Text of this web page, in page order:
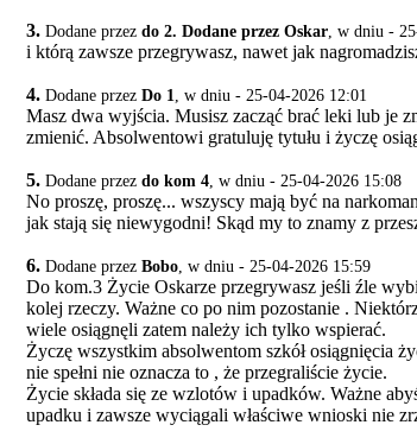
3. Dodane przez do 2. Dodane przez Oskar, w dniu -
i którą zawsze przegrywasz, nawet jak
4. Dodane przez Do 1, w dniu - 25-04-2026 12:01
Masz dwa wyjścia. Musisz zacząć brać leki lub je
zmienić. Absolwentowi gratuluję tytułu i życzę
5. Dodane przez do kom 4, w dniu - 25-04-2026 15:08
No proszę, proszę... wszyscy mają być na
jak stają się niewygodni! Skąd my to znamy z
6. Dodane przez Bobo, w dniu - 25-04-2026 15:59
Do kom.3 Życie Oskarze przegrywasz jeśli źle
kolej rzeczy. Ważne co po nim pozostanie .
wiele osiągnęli zatem należy ich tylko wspierać.
Życzę wszystkim absolwentom szkół osiągnięcia
nie spełni nie oznacza to , że przegraliście życie.
Życie składa się ze wzlotów i upadków. Ważne
upadku i zawsze wyciągali właściwe wnioski nie